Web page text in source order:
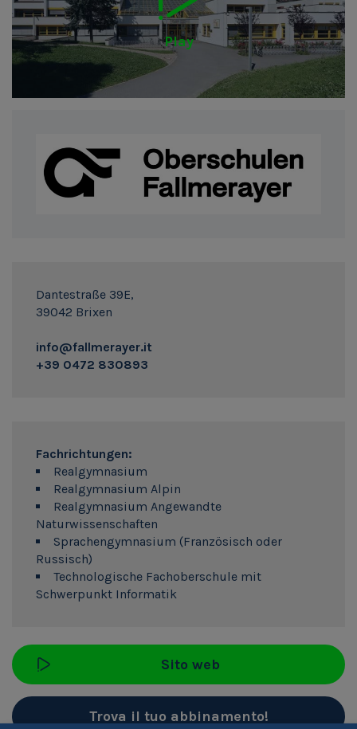
Play
Dantestraße 39E,
39042 Brixen
info@fallmerayer.it
+39 0472 830893
Fachrichtungen:
Realgymnasium
Realgymnasium Alpin
Realgymnasium Angewandte
Naturwissenschaften
Sprachengymnasium (Französisch oder
Russisch)
Technologische Fachoberschule mit
Schwerpunkt Informatik
Sito web
Trova il tuo abbinamento!